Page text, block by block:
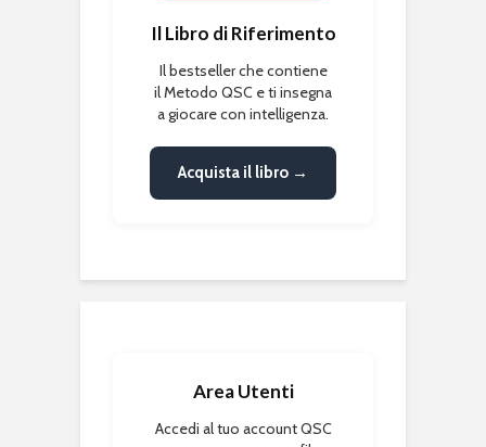
Il Libro di Riferimento
Il bestseller che contiene
il Metodo QSC e ti insegna
a giocare con intelligenza.
Acquista il libro →
Area Utenti
Accedi al tuo account QSC